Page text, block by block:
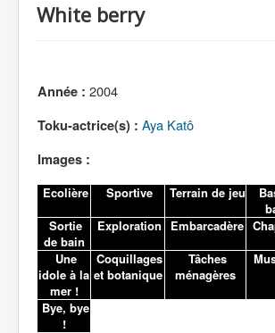
Toku-Actrices
Séries
Lexique
White berry
Année : 2004
Toku-actrice(s) : Aya Katô
Images :
Ecolière Sportive Terrain de jeu
Sortie
de bain
Exploration Embarcadère
Une
idole à la
mer !
Coquillages
et botanique
Tâches
ménagères
Bye, bye
!